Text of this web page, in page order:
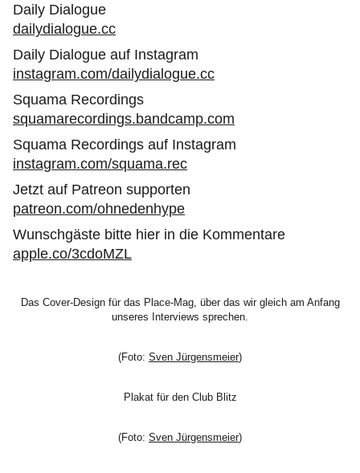
Daily Dialogue
dailydialogue.cc
Daily Dialogue auf Instagram
instagram.com/dailydialogue.cc
Squama Recordings
squamarecordings.bandcamp.com
Squama Recordings auf Instagram
instagram.com/squama.rec
Jetzt auf Patreon supporten
patreon.com/ohnedenhype
Wunschgäste bitte hier in die Kommentare
apple.co/3cdoMZL
Das Cover-Design für das Place-Mag, über das wir gleich am Anfang
unseres Interviews sprechen.
(Foto: Sven Jürgensmeier)
Plakat für den Club Blitz
(Foto: Sven Jürgensmeier)